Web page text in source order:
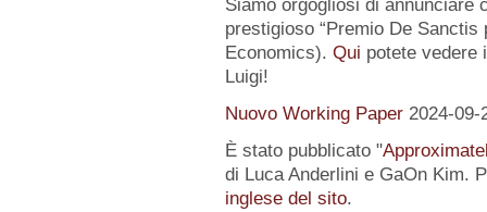
Siamo orgogliosi di annunciare
prestigioso “Premio De
Economics). Qui potete vedere
Luigi!
Nuovo Working Paper 2024-09-
È stato pubblicato "
di Luca Anderlini e GaOn Kim.
inglese del sito.